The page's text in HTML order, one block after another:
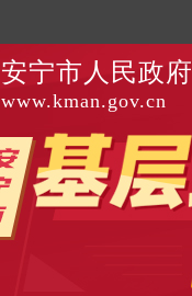
安宁市人民政府
www.kman.gov.cn